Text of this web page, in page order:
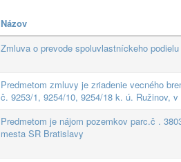
Názov
Zmluva o prevode spoluvlastníckeho
Predmetom zmluvy je zriadenie vecného
č. 9253/1, 9254/10, 9254/18 k. ú. Ružinov,
Predmetom je nájom pozemkov parc.č .
mesta SR Bratislavy